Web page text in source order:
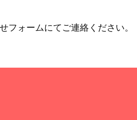
フォームにてご連絡ください。